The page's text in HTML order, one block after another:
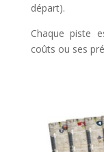
départ).
Chaque piste
coûts ou ses